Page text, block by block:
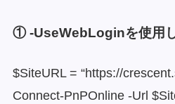
① -UseWebLoginを使用
$SiteURL = “https://
Connect-PnPOnline -Url